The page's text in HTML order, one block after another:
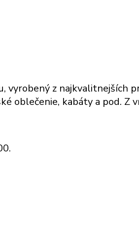
z najkvalitnejších
oblečenie, kabáty a pod. Z